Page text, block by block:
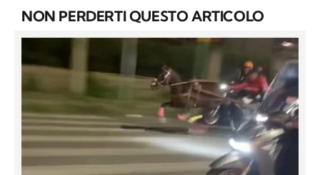
NON PERDERTI QUESTO ARTICOLO